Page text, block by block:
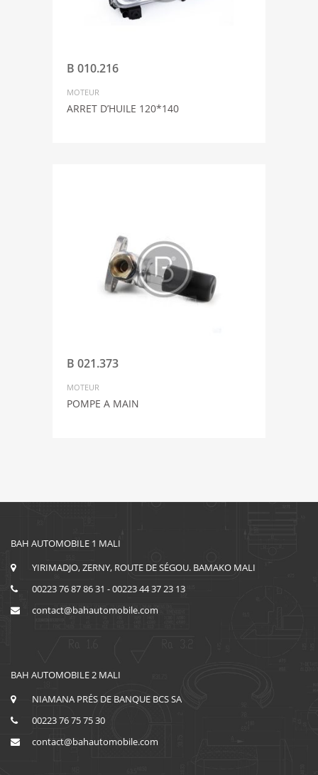
B 010.216
MOTEUR
ARRET D’HUILE 120*140
B 021.373
MOTEUR
POMPE A MAIN
BAH AUTOMOBILE 1 MALI
YIRIMADJO, ZERNY, ROUTE DE SÉGOU. BAMAKO MALI
00223 76 87 86 31 - 00223 44 37 23 13
contact@bahautomobile.com
BAH AUTOMOBILE 2 MALI
NIAMANA PRÉS DE BANQUE BCS SA
00223 76 75 75 30
contact@bahautomobile.com